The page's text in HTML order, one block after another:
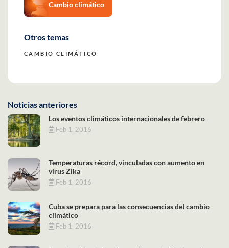
Cambio climático
Otros temas
CAMBIO CLIMÁTICO
Noticias anteriores
Los eventos climáticos internacionales de febrero
Feb 1, 2016
Temperaturas récord, vinculadas con aumento en
virus Zika
Feb 1, 2016
Cuba se prepara para las consecuencias del cambio
climático
Feb 1, 2016